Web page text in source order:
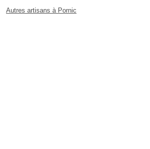
Autres artisans à Pornic